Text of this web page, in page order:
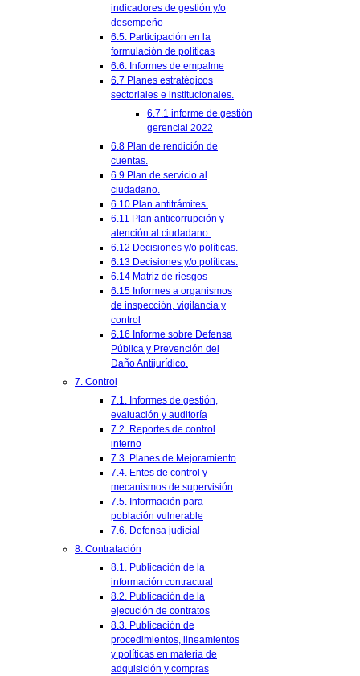
indicadores de gestión y/o
desempeño
6.5. Participación en la
formulación de políticas
6.6. Informes de empalme
6.7 Planes estratégicos
sectoriales e institucionales.
6.7.1 informe de gestión
gerencial 2022
6.8 Plan de rendición de
cuentas.
6.9 Plan de servicio al
ciudadano.
6.10 Plan antitrámites.
6.11 Plan anticorrupción y
atención al ciudadano.
6.12 Decisiones y/o políticas.
6.13 Decisiones y/o políticas.
6.14 Matriz de riesgos
6.15 Informes a organismos
de inspección, vigilancia y
control
6.16 Informe sobre Defensa
Pública y Prevención del
Daño Antijurídico.
7. Control
7.1. Informes de gestión,
evaluación y auditoría
7.2. Reportes de control
interno
7.3. Planes de Mejoramiento
7.4. Entes de control y
mecanismos de supervisión
7.5. Información para
población vulnerable
7.6. Defensa judicial
8. Contratación
8.1. Publicación de la
información contractual
8.2. Publicación de la
ejecución de contratos
8.3. Publicación de
procedimientos, lineamientos
y políticas en materia de
adquisición y compras